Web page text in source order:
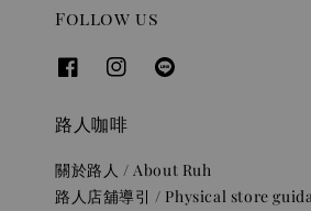
Follow us
路人咖啡
關於路人 / About Ruh
路人店舖導引 / Physical store